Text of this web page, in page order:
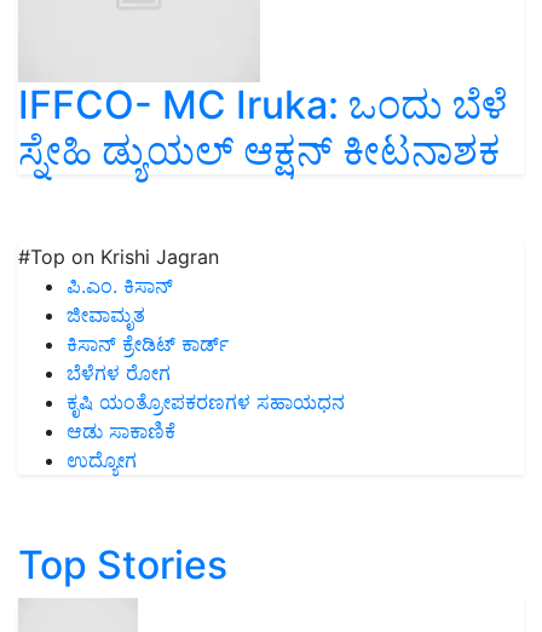
IFFCO- MC Iruka: ಒಂದು ಬೆಳೆ
ಸ್ನೇಹಿ ಡ್ಯುಯಲ್ ಆಕ್ಷನ್ ಕೀಟನಾಶಕ
#Top on Krishi Jagran
ಪಿ.ಎಂ. ಕಿಸಾನ್
ಜೀವಾಮೃತ
ಕಿಸಾನ್ ಕ್ರೇಡಿಟ್ ಕಾರ್ಡ್
ಬೆಳೆಗಳ ರೋಗ
ಕೃಷಿ ಯಂತ್ರೋಪಕರಣಗಳ ಸಹಾಯಧನ
ಆಡು ಸಾಕಾಣಿಕೆ
ಉದ್ಯೋಗ
Top Stories